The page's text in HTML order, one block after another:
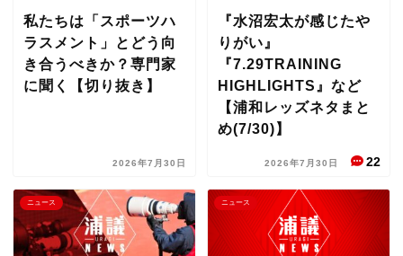
私たちは「スポーツハ
ラスメント」とどう向
き合うべきか？専門家
に聞く【切り抜き】
2026年7月30日
『水沼宏太が感じたや
りがい』
『7.29TRAINING
HIGHLIGHTS』など
【浦和レッズネタまと
め(7/30)】
2026年7月30日 22
ニュース ニュース